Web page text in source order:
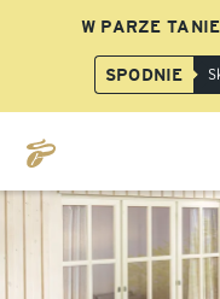
W PARZE
SPODNIE